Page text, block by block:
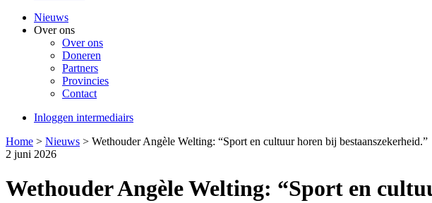
Nieuws
Over ons
Over ons
Doneren
Partners
Provincies
Contact
Inloggen intermediairs
Home > Nieuws > Wethouder Angèle Welting: “Sport en cultuur horen bij bestaanszekerheid.”
2 juni 2026
Wethouder Angèle Welting: “Sport en